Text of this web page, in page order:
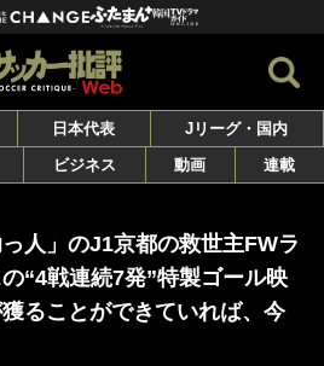
日本代表
Jリーグ・国内
ビジネス 動画 連載
っ人」のJ1京都の救世主FWラ
“4戦連続7発”特製ゴール映
ることができていれば、今